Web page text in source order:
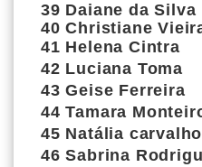
39 Daiane da Silva
40Christiane
41 Helena Cintra
42 Luciana Toma
43Geise Ferreira
44Tamara
45 Natália carvalho
46Sabrina